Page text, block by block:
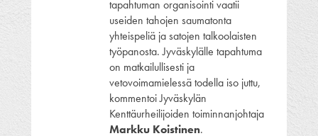
tapahtuman organisointi vaatii
useiden tahojen saumatonta
yhteispeliä ja satojen talkoolaisten
työpanosta. Jyväskylälle tapahtuma
on matkailullisesti ja
vetovoimamielessä todella iso juttu,
kommentoi Jyväskylän
Kenttäurheilijoiden toiminnanjohtaja
Markku Koistinen.